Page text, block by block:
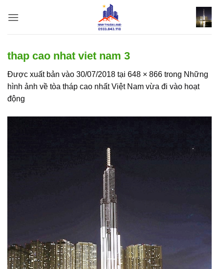
qua
thap cao nhat viet nam 3
Được xuất bản vào 30/07/2018 tại 648 × 866 trong Những
hình ảnh về tòa tháp cao nhất Việt Nam vừa đi vào hoạt
động